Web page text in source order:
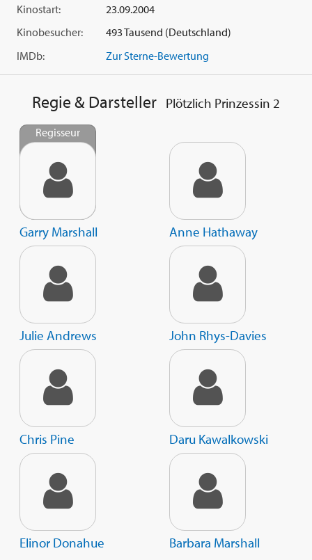
Kinostart:
23.09.2004
Kinobesucher:
493 Tausend (Deutschland)
IMDb:
Zur Sterne-Bewertung
Regie & Darsteller Plötzlich Prinzessin 2
Regisseur
Garry Marshall Anne Hathaway
Julie Andrews John Rhys-Davies
Chris Pine Daru Kawalkowski
Elinor Donahue Barbara Marshall